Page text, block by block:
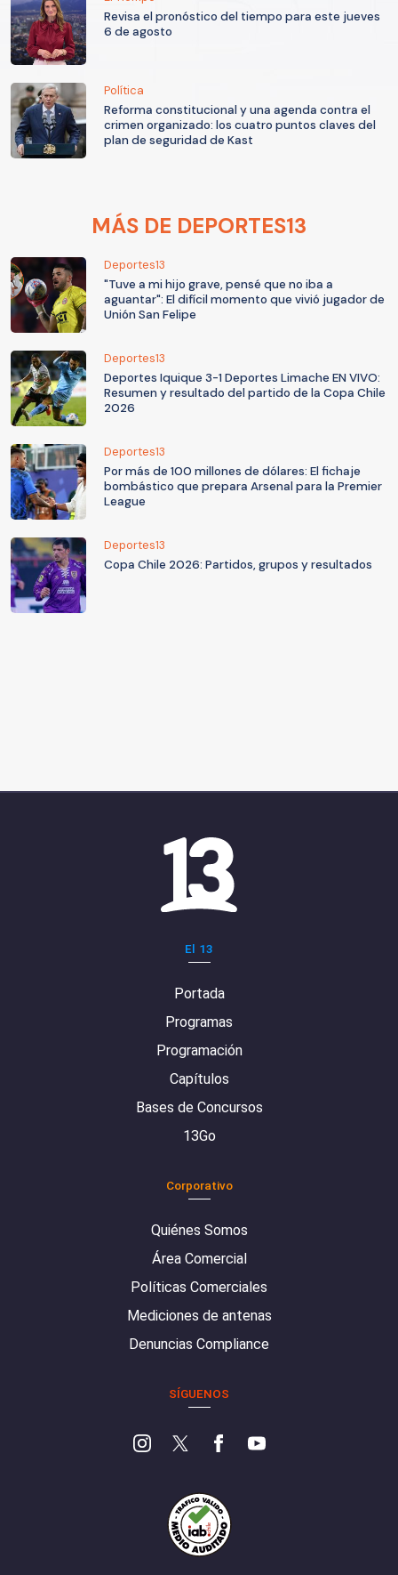
Revisa el pronóstico del tiempo para este jueves
6 de agosto
Política
Reforma constitucional y una agenda contra el
crimen organizado: los cuatro puntos claves del
plan de seguridad de Kast
MÁS DE DEPORTES13
Deportes13
"Tuve a mi hijo grave, pensé que no iba a
aguantar": El difícil momento que vivió jugador de
Unión San Felipe
Deportes13
Deportes Iquique 3-1 Deportes Limache EN VIVO:
Resumen y resultado del partido de la Copa Chile
2026
Deportes13
Por más de 100 millones de dólares: El fichaje
bombástico que prepara Arsenal para la Premier
League
Deportes13
Copa Chile 2026: Partidos, grupos y resultados
El 13
Portada
Programas
Programación
Capítulos
Bases de Concursos
13Go
Corporativo
Quiénes Somos
Área Comercial
Políticas Comerciales
Mediciones de antenas
Denuncias Compliance
SÍGUENOS